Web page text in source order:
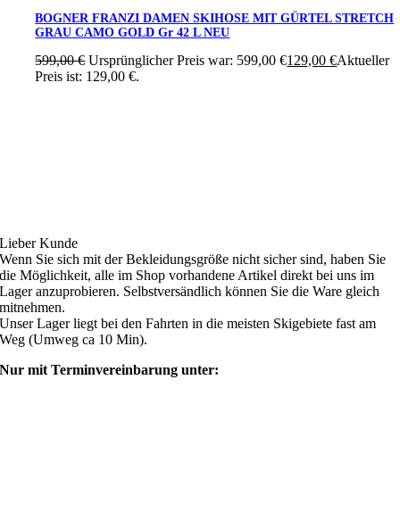
BOGNER FRANZI DAMEN SKIHOSE MIT GÜRTEL STRETCH
GRAU CAMO GOLD Gr 42 L NEU
599,00€ Ursprünglicher Preis war: 599,00 €129,00€Aktueller
Preis ist: 129,00 €.
Lieber Kunde
Wenn Sie sich mit der Bekleidungsgröße nicht sicher sind, haben Sie
die Möglichkeit, alle im Shop vorhandene Artikel direkt bei uns im
Lager anzuprobieren. Selbstversändlich können Sie die Ware gleich
mitnehmen.
Unser Lager liegt bei den Fahrten in die meisten Skigebiete fast am
Weg (Umweg ca 10 Min).
Nur mit Terminvereinbarung unter: